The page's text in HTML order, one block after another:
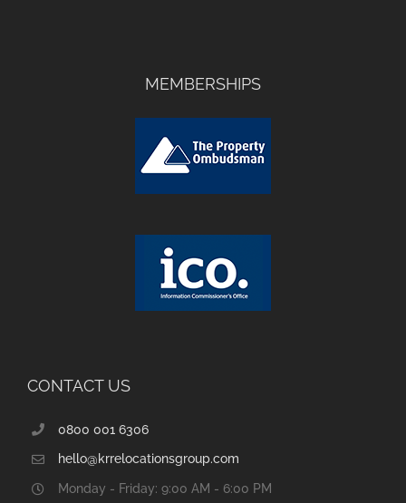
MEMBERSHIPS
CONTACT US
0800 001 6306
hello@krrelocationsgroup.com
Monday - Friday: 9:00 AM - 6:00 PM